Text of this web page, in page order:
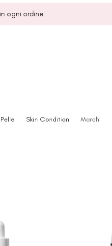
in ogni ordine
Pelle Skin Condition Marchi